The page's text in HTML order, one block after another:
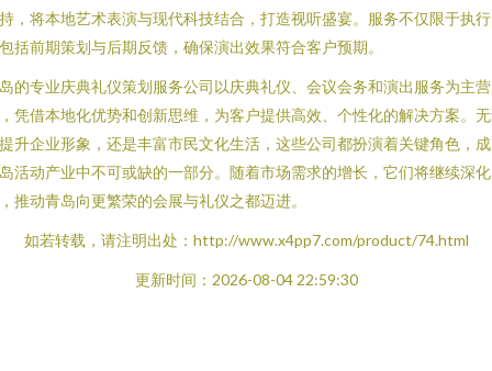
，将本地艺术表演与现代科技结合，打造视听盛宴。服务不仅限于执
括前期策划与后期反馈，确保演出效果符合客户预期。
的专业庆典礼仪策划服务公司以庆典礼仪、会议会务和演出服务为主
凭借本地化优势和创新思维，为客户提供高效、个性化的解决方案。
升企业形象，还是丰富市民文化生活，这些公司都扮演着关键角色，
活动产业中不可或缺的一部分。随着市场需求的增长，它们将继续深
推动青岛向更繁荣的会展与礼仪之都迈进。
如若转载，请注明出处：http://www.x4pp7.com/product/74.html
更新时间：2026-08-04 22:59:30